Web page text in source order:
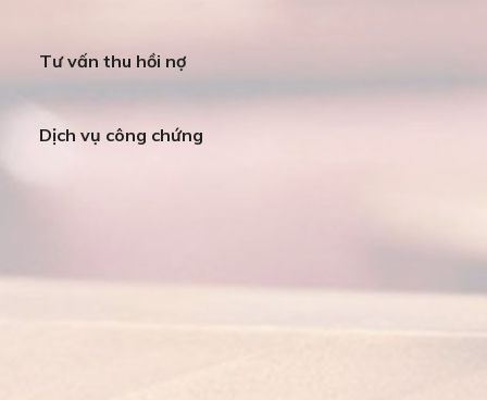
Tư vấn thu hồi nợ
Dịch vụ công chứng